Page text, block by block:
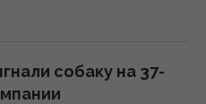
когда
собаку на 37-